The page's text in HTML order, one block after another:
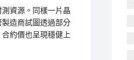
資源。同樣一片晶
造商試圖透過部分
約價也呈現穩健上